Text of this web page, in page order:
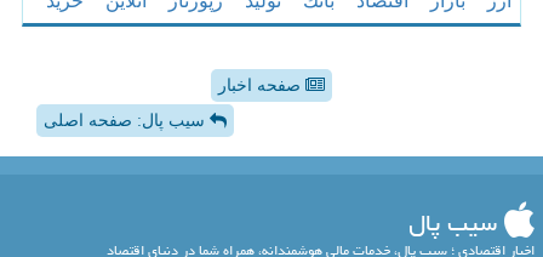
صفحه اخبار
سیب پال: صفحه اصلی
سیب پال
اخبار اقتصادی ؛ سیب پال، خدمات مالی هوشمندانه، همراه شما در دنیای اقتصاد